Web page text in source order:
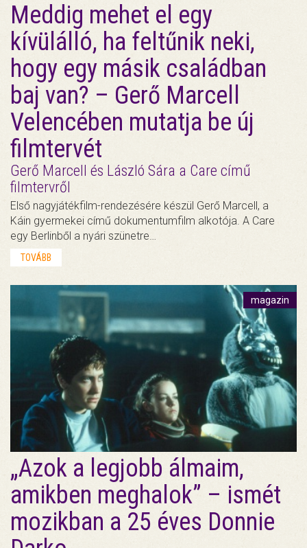
Meddig mehet el egy
kívülálló, ha feltűnik neki,
hogy egy másik családban
baj van? – Gerő Marcell
Velencében mutatja be új
filmtervét
Gerő Marcell és László Sára a Care című
filmtervről
Első nagyjátékfilm-rendezésére készül Gerő Marcell, a
Káin gyermekei című dokumentumfilm alkotója. A Care
egy Berlinből a nyári szünetre…
TOVÁBB
magazin
„Azok a legjobb álmaim,
amikben meghalok” – ismét
mozikban a 25 éves Donnie